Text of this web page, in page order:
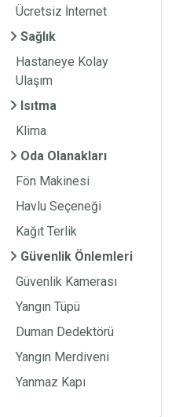
Ücretsiz İnternet
Sağlık
Hastaneye Kolay
Ulaşım
Isıtma
Klima
Oda Olanakları
Fön Makinesi
Havlu Seçeneği
Kağıt Terlik
Güvenlik Önlemleri
Güvenlik Kamerası
Yangın Tüpü
Duman Dedektörü
Yangın Merdiveni
Yanmaz Kapı